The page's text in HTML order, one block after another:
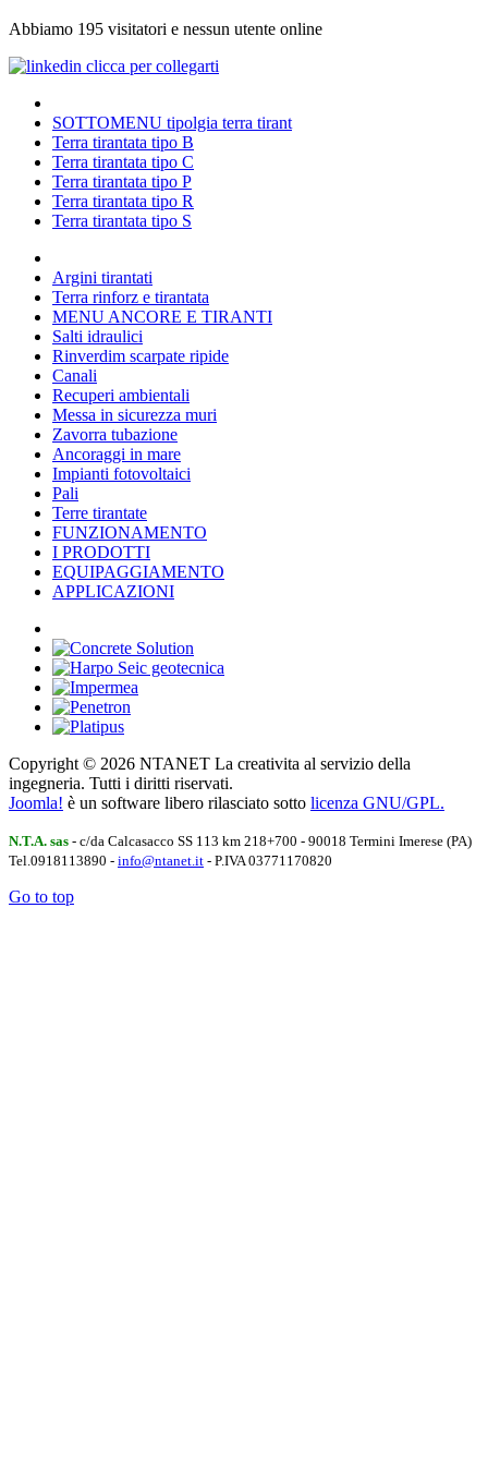
Abbiamo 195 visitatori e nessun utente online
SOTTOMENU tipolgia terra tirant
Terra tirantata tipo B
Terra tirantata tipo C
Terra tirantata tipo P
Terra tirantata tipo R
Terra tirantata tipo S
Argini tirantati
Terra rinforz e tirantata
MENU ANCORE E TIRANTI
Salti idraulici
Rinverdim scarpate ripide
Canali
Recuperi ambientali
Messa in sicurezza muri
Zavorra tubazione
Ancoraggi in mare
Impianti fotovoltaici
Pali
Terre tirantate
FUNZIONAMENTO
I PRODOTTI
EQUIPAGGIAMENTO
APPLICAZIONI
Copyright © 2026 NTANET La creativita al servizio della
ingegneria. Tutti i diritti riservati.
Joomla! è un software libero rilasciato sotto licenza GNU/GPL.
N.T.A. sas - c/da Calcasacco SS 113 km 218+700 - 90018 Termini Imerese (PA)
Tel.0918113890 - info@ntanet.it - P.IVA 03771170820
Go to top